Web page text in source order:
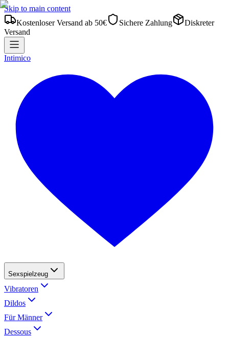
Skip to main content
Kostenloser Versand ab 50€
Sichere Zahlung
Diskreter
Versand
Intimico
Sexspielzeug
Vibratoren
Dildos
Für Männer
Dessous